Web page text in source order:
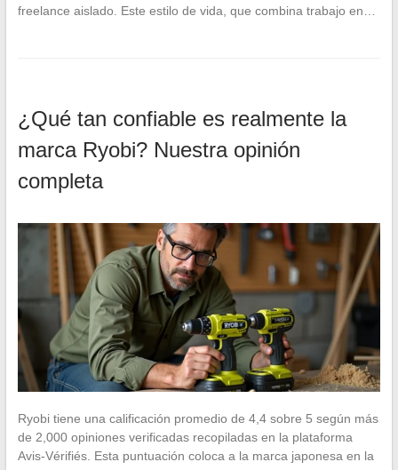
freelance aislado. Este estilo de vida, que combina trabajo en…
¿Qué tan confiable es realmente la
marca Ryobi? Nuestra opinión
completa
Ryobi tiene una calificación promedio de 4,4 sobre 5 según más
de 2,000 opiniones verificadas recopiladas en la plataforma
Avis-Vérifiés. Esta puntuación coloca a la marca japonesa en la